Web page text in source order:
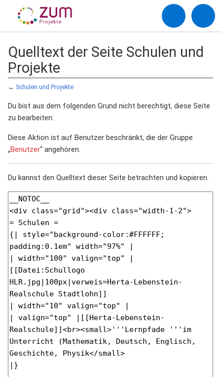
Quelltext der Seite Schulen und
Projekte
← Schulen und Projekte
Du bist aus dem folgenden Grund nicht berechtigt, diese Seite
zu bearbeiten:
Diese Aktion ist auf Benutzer beschränkt, die der Gruppe
„Benutzer“ angehören.
Du kannst den Quelltext dieser Seite betrachten und kopieren.